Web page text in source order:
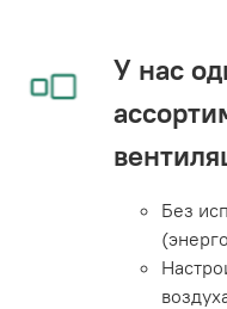
У нас
Без